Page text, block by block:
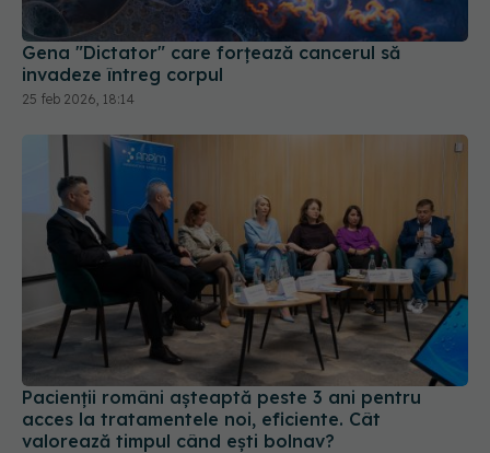
Gena "Dictator" care forțează cancerul să
invadeze întreg corpul
25 feb 2026, 18:14
Pacienții români așteaptă peste 3 ani pentru
acces la tratamentele noi, eficiente. Cât
valorează timpul când ești bolnav?